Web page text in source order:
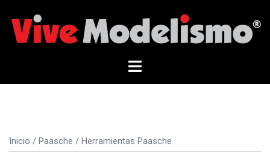
contenido
Alternar
Inicio / Paasche / Herramientas Paasche